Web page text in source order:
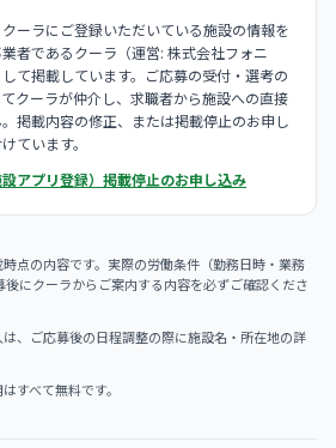
ーラにご登録いただいている施設の情報を
者であるクーラ（運営: 株式会社フォニ
て掲載しています。ご応募の受付・選考の
クーラが仲介し、求職者から施設への直接
掲載内容の修正、または掲載停止のお申し
ています。
アプリ登録） 掲載停止のお申し込み
点の内容です。実際の労働条件（勤務日時・業務
にクーラからご案内する内容を必ずご確認くださ
、ご応募後の日程調整の際に施設名・所在地の詳
すべて無料です。